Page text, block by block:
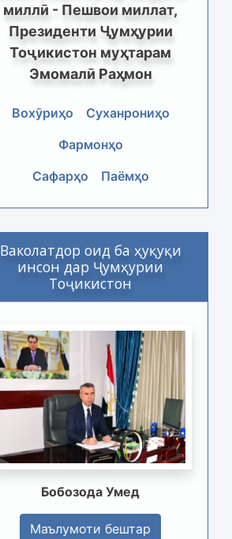
миллӣ - Пешвои миллат,
Президенти Ҷумҳурии
Тоҷикистон муҳтарам
Эмомалӣ Раҳмон
Вохӯриҳо
Суханрониҳо
Фармонҳо
Сафарҳо
Паёмҳо
Ваколатдор оид ба ҳуқуқи
инсон дар Ҷумҳурии
Тоҷикистон
Бобозода Умед
Маълумоти бештар